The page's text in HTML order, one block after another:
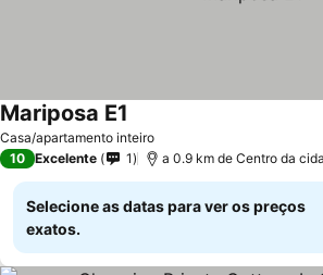
Casa/apartamento inteiro
Mariposa E1
10 Excelente 1 a 0.9 km de Centro da
Selecione as datas para ver os preços
exatos.